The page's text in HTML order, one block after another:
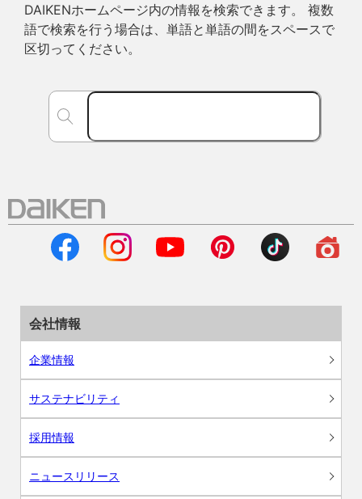
DAIKENホームページ内の情報を検索できます。 複数
語で検索を行う場合は、単語と単語の間をスペースで
区切ってください。
会社情報
企業情報
サステナビリティ
採用情報
ニュースリリース